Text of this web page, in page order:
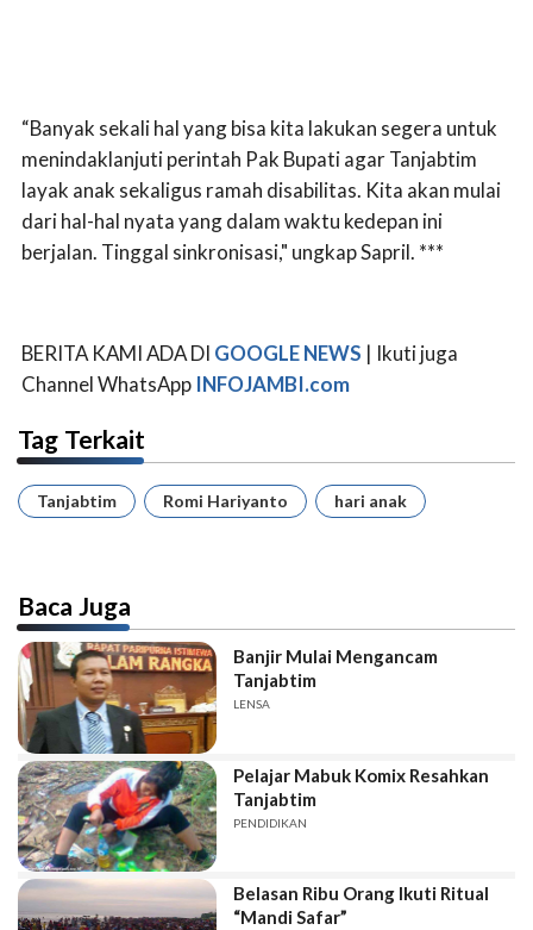
“Banyak sekali hal yang bisa kita lakukan segera untuk
menindaklanjuti perintah Pak Bupati agar Tanjabtim
layak anak sekaligus ramah disabilitas. Kita akan mulai
dari hal-hal nyata yang dalam waktu kedepan ini
berjalan. Tinggal sinkronisasi," ungkap Sapril. ***
BERITA KAMI ADA DI GOOGLE NEWS | Ikuti juga
Channel WhatsApp INFOJAMBI.com
Tag Terkait
Tanjabtim Romi Hariyanto hari anak
Baca Juga
Banjir Mulai Mengancam
Tanjabtim
LENSA
Pelajar Mabuk Komix Resahkan
Tanjabtim
PENDIDIKAN
Belasan Ribu Orang Ikuti Ritual
“Mandi Safar”